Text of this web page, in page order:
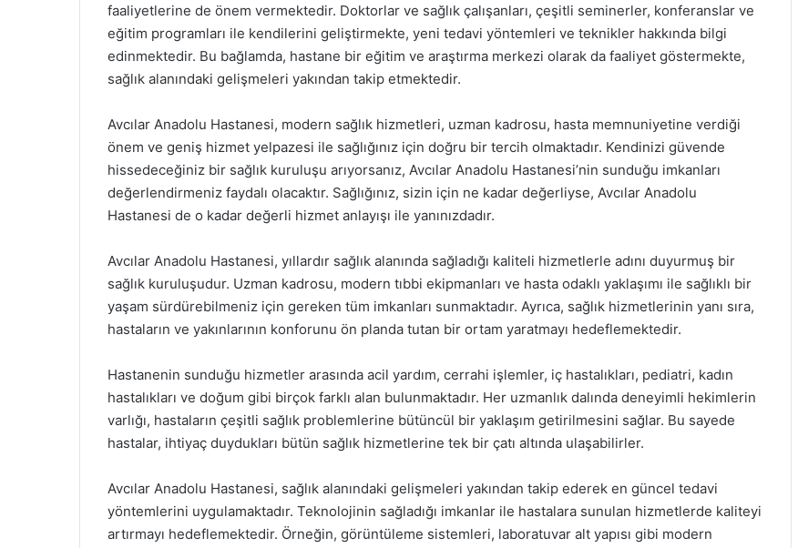
faaliyetlerine de önem vermektedir. Doktorlar ve sağlık çalışanları, çeşitli seminerler, konferanslar ve
eğitim programları ile kendilerini geliştirmekte, yeni tedavi yöntemleri ve teknikler hakkında bilgi
edinmektedir. Bu bağlamda, hastane bir eğitim ve araştırma merkezi olarak da faaliyet göstermekte,
sağlık alanındaki gelişmeleri yakından takip etmektedir.
Avcılar Anadolu Hastanesi, modern sağlık hizmetleri, uzman kadrosu, hasta memnuniyetine verdiği
önem ve geniş hizmet yelpazesi ile sağlığınız için doğru bir tercih olmaktadır. Kendinizi güvende
hissedeceğiniz bir sağlık kuruluşu arıyorsanız, Avcılar Anadolu Hastanesi’nin sunduğu imkanları
değerlendirmeniz faydalı olacaktır. Sağlığınız, sizin için ne kadar değerliyse, Avcılar Anadolu
Hastanesi de o kadar değerli hizmet anlayışı ile yanınızdadır.
Avcılar Anadolu Hastanesi, yıllardır sağlık alanında sağladığı kaliteli hizmetlerle adını duyurmuş bir
sağlık kuruluşudur. Uzman kadrosu, modern tıbbi ekipmanları ve hasta odaklı yaklaşımı ile sağlıklı bir
yaşam sürdürebilmeniz için gereken tüm imkanları sunmaktadır. Ayrıca, sağlık hizmetlerinin yanı sıra,
hastaların ve yakınlarının konforunu ön planda tutan bir ortam yaratmayı hedeflemektedir.
Hastanenin sunduğu hizmetler arasında acil yardım, cerrahi işlemler, iç hastalıkları, pediatri, kadın
hastalıkları ve doğum gibi birçok farklı alan bulunmaktadır. Her uzmanlık dalında deneyimli hekimlerin
varlığı, hastaların çeşitli sağlık problemlerine bütüncül bir yaklaşım getirilmesini sağlar. Bu sayede
hastalar, ihtiyaç duydukları bütün sağlık hizmetlerine tek bir çatı altında ulaşabilirler.
Avcılar Anadolu Hastanesi, sağlık alanındaki gelişmeleri yakından takip ederek en güncel tedavi
yöntemlerini uygulamaktadır. Teknolojinin sağladığı imkanlar ile hastalara sunulan hizmetlerde kaliteyi
artırmayı hedeflemektedir. Örneğin, görüntüleme sistemleri, laboratuvar alt yapısı gibi modern